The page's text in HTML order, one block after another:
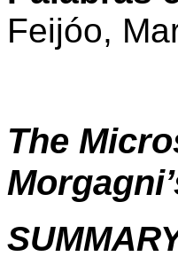
Feijóo,
The